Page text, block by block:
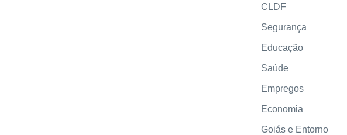
CLDF
Segurança
Educação
Saúde
Empregos
Economia
Goiás e Entorno